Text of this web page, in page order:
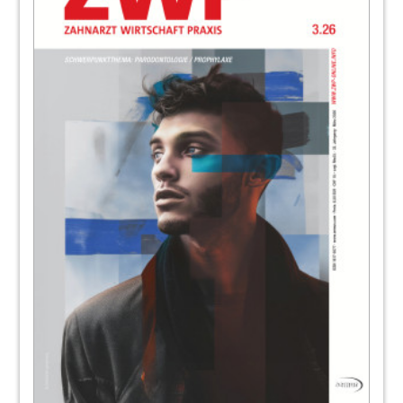
Fokus: Praxis
Redaktion
Webinar: Zementierte einteilige
Implantatversorgungen für den
Langzeiterfolg
Dr. med. dent. Reiner Eisenkolb
Die parodontale Therapie ist überholt und
braucht ein Update (Teil 15)
Dr. Ronald Möbius, M.Sc.
Anteriore ästhetische Zahnkorrektur für
Erwachsene
Dr. Jens Nolte
2. Wiesbadener Forum für Innovative
Implantologie – Moderne
implantologische Konzepte bei
kompromittiertem Knochenangebot